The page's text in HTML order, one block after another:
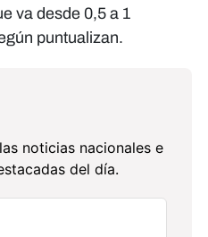
va desde 0,5 a 1
puntualizan.
noticias nacionales e
del día.